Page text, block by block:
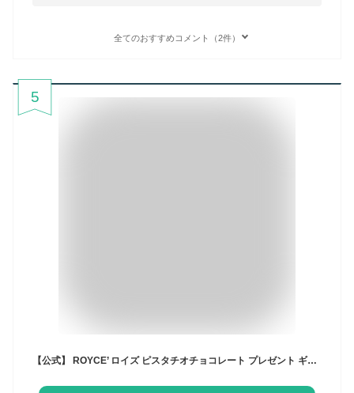
全てのおすすめコメント（2件）
5
【公式】 ROYCE’ ロイズ ピスタチオチョコレート プレゼント ギフト プチギフト スイーツ お菓子